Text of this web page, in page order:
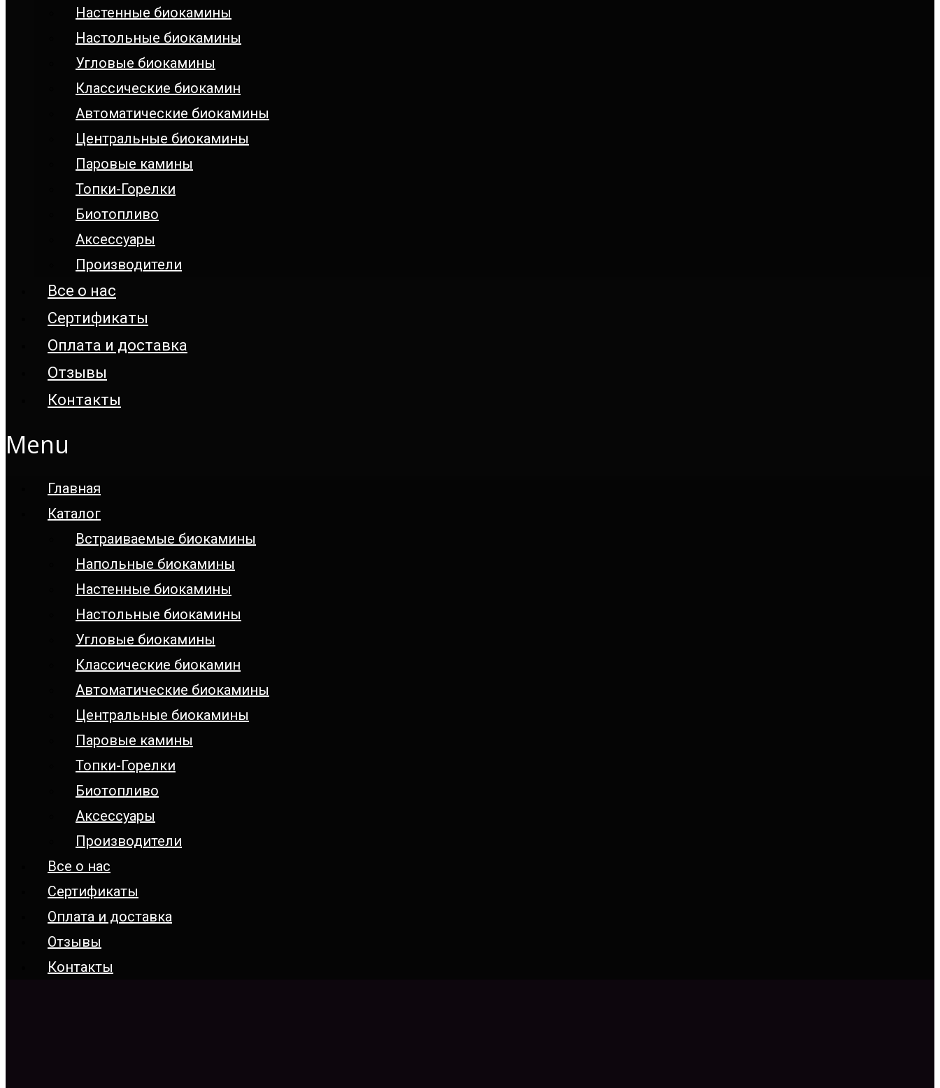
Настенные биокамины
Настoльные биокамины
Угловые биокамины
Классические биокамин
Автоматические биокамины
Центральные биокамины
Паровые камины
Топки-Горелки
Биотопливо
Аксессуары
Производители
Все о нас
Сертификаты
Оплата и доставка
Отзывы
Контакты
Menu
Главная
Каталог
Встраиваемые биокамины
Напольные биокамины
Настенные биокамины
Настoльные биокамины
Угловые биокамины
Классические биокамин
Автоматические биокамины
Центральные биокамины
Паровые камины
Топки-Горелки
Биотопливо
Аксессуары
Производители
Все о нас
Сертификаты
Оплата и доставка
Отзывы
Контакты